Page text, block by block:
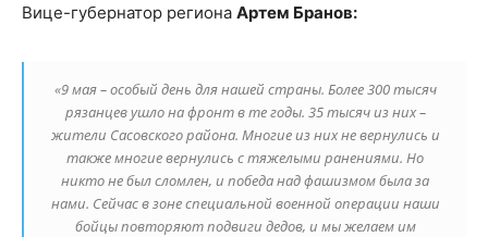
Вице-губернатор региона Артем Бранов:
«9 мая – особый день для нашей страны. Более 300 тысяч
рязанцев ушло на фронт в те годы. 35 тысяч из них –
жители Сасовского района. Многие из них не вернулись и
также многие вернулись с тяжелыми ранениями. Но
никто не был сломлен, и победа над фашизмом была за
нами. Сейчас в зоне специальной военной операции наши
бойцы повторяют подвиги дедов, и мы желаем им